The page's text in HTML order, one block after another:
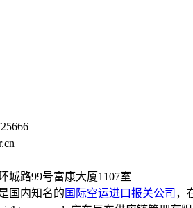
城路99号富康大厦1107室
国内知名的 国际空运进口报关公司 ，